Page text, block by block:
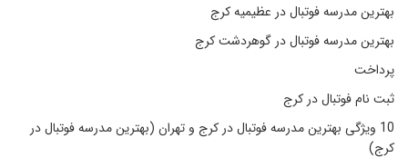
بهترین مدرسه فوتبال در عظیمیه کرج
بهترین مدرسه فوتبال در گوهردشت کرج
پرداخت
ثبت نام فوتبال در کرج
10 ویژگی بهترین مدرسه فوتبال در کرج و تهران (بهترین مدرسه فوتبال در
کرج)